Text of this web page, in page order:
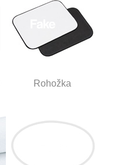
Rohožka